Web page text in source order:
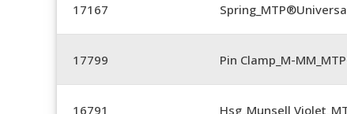
17167
17799 Pin Clamp_M-
16791 Hsg_Munsell